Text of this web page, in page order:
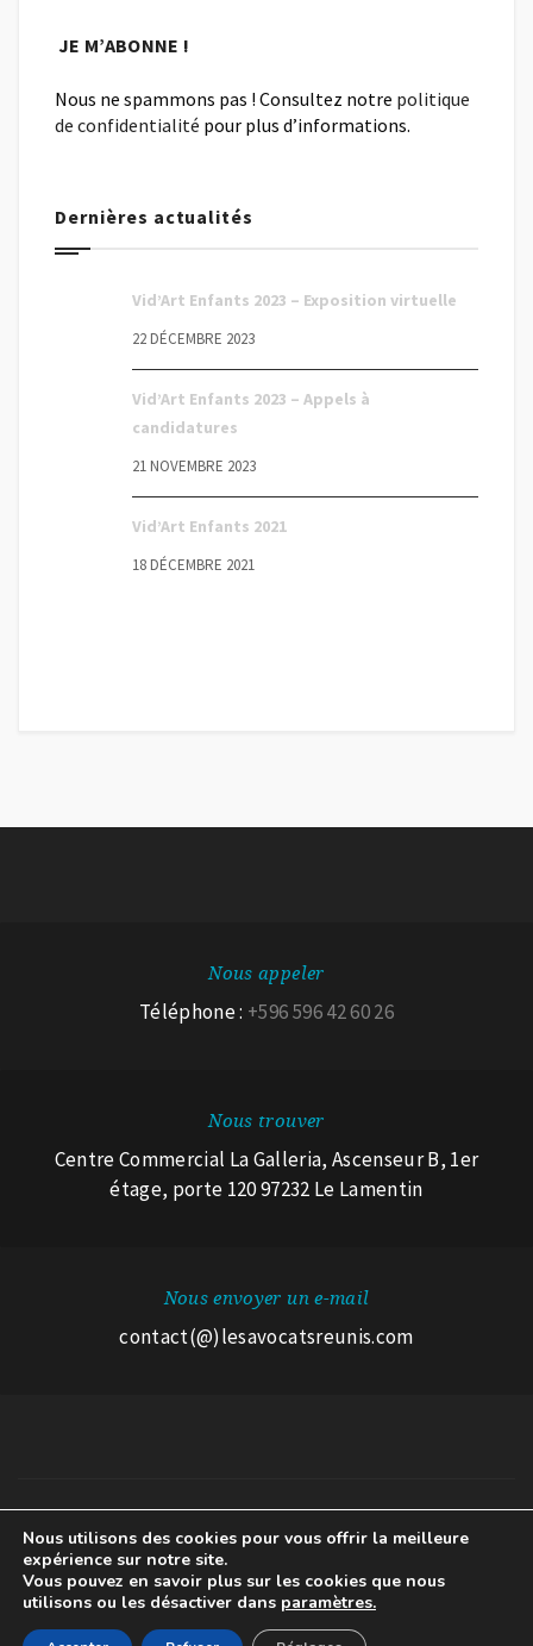
Nous ne spammons pas ! Consultez notre politique
de confidentialité pour plus d’informations.
Dernières actualités
Vid’Art Enfants 2023 – Exposition virtuelle
22 DÉCEMBRE 2023
Vid’Art Enfants 2023 – Appels à
candidatures
21 NOVEMBRE 2023
Vid’Art Enfants 2021
18 DÉCEMBRE 2021
Nous appeler
Téléphone : +596 596 42 60 26
Nous trouver
Centre Commercial La Galleria, Ascenseur B, 1er
étage, porte 120 97232 Le Lamentin
Nous envoyer un e-mail
contact(@)lesavocatsreunis.com
© 2026 Les Avocats Réunis.
Mentions légales
A propos des cookies Avertissement RGPD
Nous utilisons des cookies pour vous offrir la meilleure
expérience sur notre site.
Vous pouvez en savoir plus sur les cookies que nous
utilisons ou les désactiver dans paramètres.